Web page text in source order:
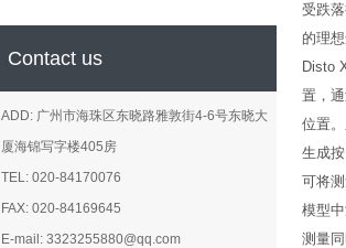
Contact us
ADD: 广州市海珠区东晓路雅敦街4-6号东晓大
厦海锦写字楼405房
TEL: 020-84170076
FAX: 020-84169645
E-mail: 3323255880@qq.com
受跌
的理想
Disto
置，
位置
生成
可将
模型
测量